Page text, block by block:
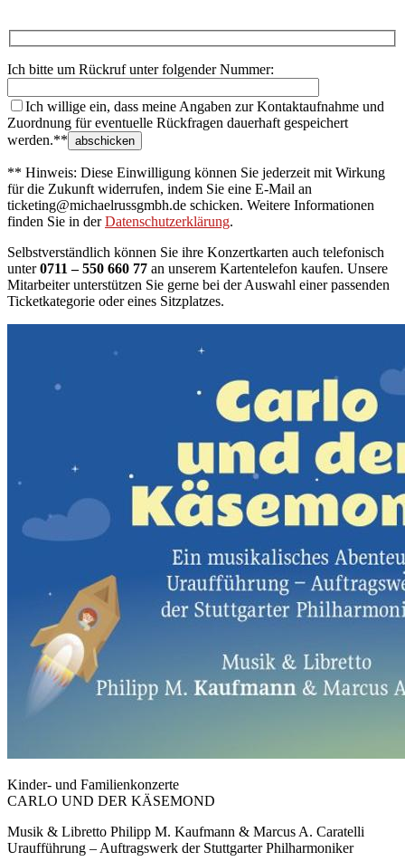
Ich bitte um Rückruf unter folgender Nummer:
Ich willige ein, dass meine Angaben zur Kontaktaufnahme und
Zuordnung für eventuelle Rückfragen dauerhaft gespeichert
werden.**
** Hinweis: Diese Einwilligung können Sie jederzeit mit Wirkung
für die Zukunft widerrufen, indem Sie eine E-Mail an
ticketing@michaelrussgmbh.de schicken. Weitere Informationen
finden Sie in derDatenschutzerklärung.
Selbstverständlich können Sie ihre Konzertkarten auch telefonisch
unter0711 – 550 660 77 an unserem Kartentelefon kaufen. Unsere
Mitarbeiter unterstützen Sie gerne bei der Auswahl einer passenden
Ticketkategorie oder eines Sitzplatzes.
Kinder- und Familienkonzerte
CARLO UND DER KÄSEMOND
Musik & Libretto Philipp M. Kaufmann & Marcus A. Caratelli
Uraufführung – Auftragswerk der Stuttgarter Philharmoniker